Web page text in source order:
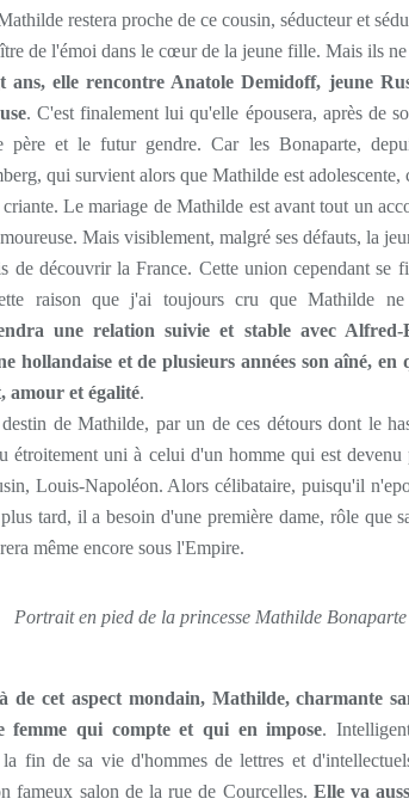
restera proche de ce cousin, séducteur et
de l'émoi dans le cœur de la jeune fille. Mais ils ne
ans, elle rencontre Anatole Demidoff, jeune
. C'est finalement lui qu'elle épousera, après de
père et le futur gendre. Car les Bonaparte,
qui survient alors que Mathilde est adolescente,
Le mariage de Mathilde est avant tout un
Mais visiblement, malgré ses défauts, la
de découvrir la France. Cette union cependant se
raison que j'ai toujours cru que Mathilde ne
une relation suivie et stable avec
hollandaise et de plusieurs années son aîné,
amour et égalité.
de Mathilde, par un de ces détours dont le
étroitement uni à celui d'un homme qui est
Louis-Napoléon. Alors célibataire, puisqu'il
plus tard, il a besoin d'une première dame, rôle que
même encore sous l'Empire.
Portrait en pied de la princesse Mathilde
de cet aspect mondain, Mathilde, charmante
femme qui compte et qui en impose.
fin de sa vie d'hommes de lettres et
fameux salon de la rue de Courcelles. Elle va